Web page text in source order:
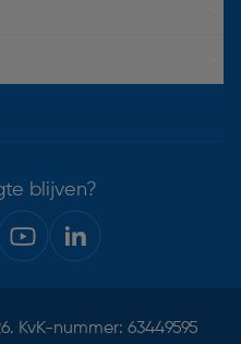
blijven?
KvK-nummer: 63449595